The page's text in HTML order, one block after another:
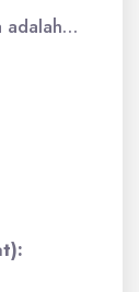
adalah…